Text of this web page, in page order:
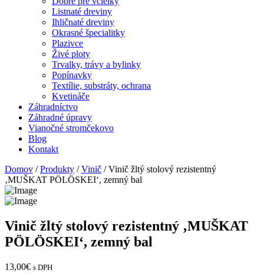
Listnaté dreviny
Ihličnaté dreviny
Okrasné špecialitky
Plazivce
Živé ploty
Trvalky, trávy a bylinky
Popínavky
Textílie, substráty, ochrana
Kvetináče
Záhradníctvo
Záhradné úpravy
Vianočné stromčekovo
Blog
Kontakt
Domov /Produkty /Vinič / Vinič žltý stolový rezistentný
‚MUŠKAT PÖLÖSKEI‘, zemný bal
Vinič žltý stolový rezistentný ‚MUŠKAT
PÖLÖSKEI‘, zemný bal
13,00€ s DPH